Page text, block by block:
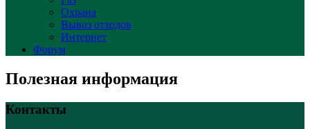
Охрана
Вывоз отходов
Интернет
Форум
Полезная информация
Контакты